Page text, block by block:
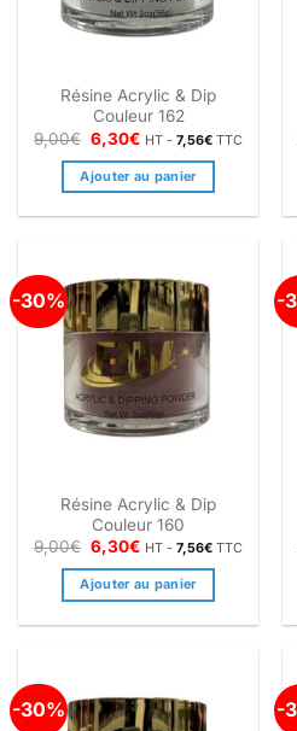
Résine Acrylic & Dip
Couleur 162
9,00€ Le
prix
initial
était :
6,30€Le
actuel
est :
HT -7,56€ TTC
Ajouter au panier
-30%
Résine Acrylic & Dip
Couleur 160
9,00€ Le
prix
initial
était :
9,00€.
6,30€Le
actuel
est :
6,30€.
HT -7,56€ TTC
Ajouter au panier
-
-30% -